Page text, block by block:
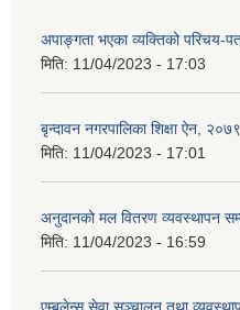
अपाङ्गता भएका व्यक्तिको परिचय-
मिति: 11/04/2023 - 17:03
बृन्दावन नगरपालिका शिक्षा ऐन, २०७९
मिति: 11/04/2023 - 17:01
अनुदानको मल वितरण व्यवस्थापन
मिति: 11/04/2023 - 16:59